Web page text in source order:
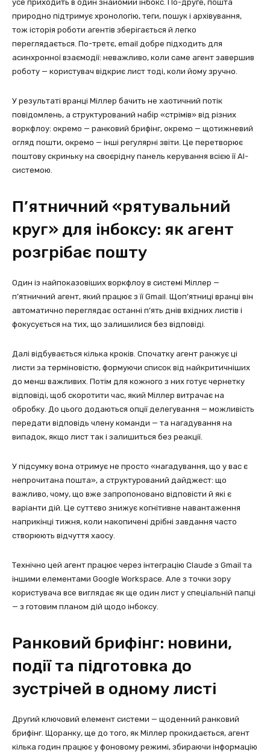
усе приходить в один знайомий інбокс. По-друге, пошта
природно підтримує хронологію, теги, пошук і архівування,
тож історія роботи агентів зберігається й легко
переглядається. По-третє, email добре підходить для
асинхронної взаємодії: неважливо, коли саме агент завершив
роботу — користувач відкриє лист тоді, коли йому зручно.
У результаті вранці Міллер бачить не хаотичний потік
повідомлень, а структурований набір «стрімів» від різних
воркфлоу: окремо — ранковий брифінг, окремо — щотижневий
огляд пошти, окремо — інші регулярні звіти. Це перетворює
поштову скриньку на своєрідну панель керування всією її AI-
системою.
П’ятничний «рятувальний
круг» для інбоксу: як агент
розгрібає пошту
Один із найпоказовіших воркфлоу в системі Міллер —
п’ятничний агент, який працює з її Gmail. Щоп’ятниці вранці він
автоматично переглядає останні п’ять днів вхідних листів і
фокусується на тих, що залишилися без відповіді.
Далі відбувається кілька кроків. Спочатку агент ранжує ці
листи за терміновістю, формуючи список від найкритичніших
до менш важливих. Потім для кожного з них готує чернетку
відповіді, щоб скоротити час, який Міллер витрачає на
обробку. До цього додаються опції делегування — можливість
передати відповідь члену команди — та нагадування на
випадок, якщо лист так і залишиться без реакції.
У підсумку вона отримує не просто «нагадування, що у вас є
непрочитана пошта», а структурований дайджест: що
важливо, чому, що вже запропоновано відповісти й які є
варіанти дій. Це суттєво знижує когнітивне навантаження
наприкінці тижня, коли накопичені дрібні завдання часто
створюють відчуття хаосу.
Технічно цей агент працює через інтеграцію Claude з Gmail та
іншими елементами Google Workspace. Але з точки зору
користувача все виглядає як ще один лист у спеціальній папці
— з готовим планом дій щодо інбоксу.
Ранковий брифінг: новини,
події та підготовка до
зустрічей в одному листі
Другий ключовий елемент системи — щоденний ранковий
брифінг. Щоранку, ще до того, як Міллер прокидається, агент
кілька годин працює у фоновому режимі, збираючи інформацію